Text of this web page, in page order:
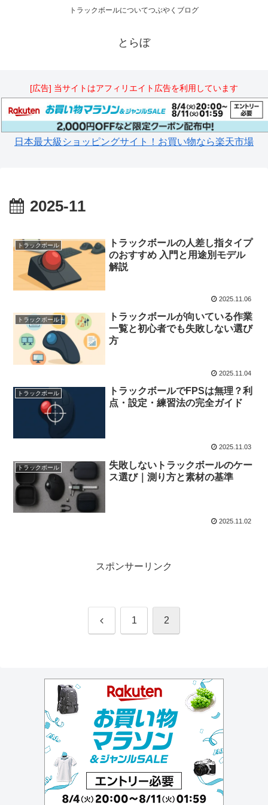
トラックボールについてつぶやくブログ
とらぼ
[広告] 当サイトはアフィリエイト広告を利用しています
日本最大級ショッピングサイト！お買い物なら楽天市場
2025-11
トラックボール
トラックボールの人差し指タイプ
のおすすめ 入門と用途別モデル
解説
2025.11.06
トラックボール
トラックボールが向いている作業
一覧と初心者でも失敗しない選び
方
2025.11.04
トラックボール
トラックボールでFPSは無理？利
点・設定・練習法の完全ガイド
2025.11.03
トラックボール
失敗しないトラックボールのケー
ス選び｜測り方と素材の基準
2025.11.02
スポンサーリンク
前 1 2